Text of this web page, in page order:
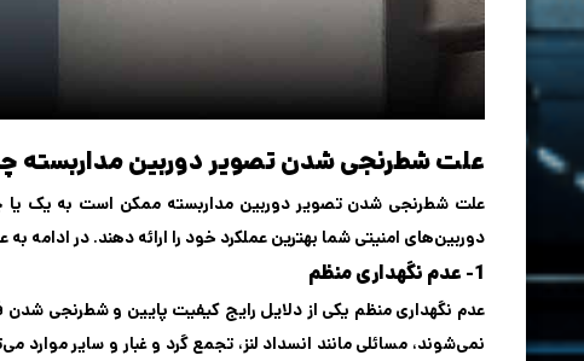
علت شطرنجی شدن تصویر دوربین
علت شطرنجی شدن تصویر دوربین مداربسته ممکن است به یک
دوربین‌های امنیتی شما بهترین عملکرد خود را ارائه دهند. در
1- عدم نگهداری منظم
عدم نگهداری منظم یکی از دلایل رایج کیفیت پایین و شطرنجی شدن
نمی‌شوند، مسائلی مانند انسداد لنز، تجمع گرد و غبار و سایر